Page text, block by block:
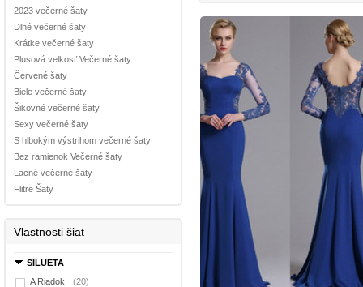
2023 večerné šaty
Dlhé večerné šaty
Krátke večerné šaty
Plusová velkosť Večerné šaty
Červené šaty
Biele večerné šaty
Šikovné večerné šaty
Sexy večerné šaty
S hlbokým výstrihom večerné šaty
Bez ramienok Večerné šaty
Lacné večerné šaty
Flitre Šaty
Vlastnosti šiat
SILUETA
A Riadok
(20)